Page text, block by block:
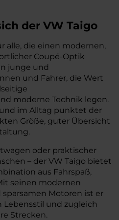
der VW Taigo
alle, die einen modernen,
Coupé-Optik
junge und
und Fahrer, die Wert
moderne Technik legen.
im Alltag punktet der
Größe, guter Übersicht
oder praktischer
– der VW Taigo bietet
aus Fahrspaß,
seinen modernen
Motoren ist er
und zugleich
Strecken.